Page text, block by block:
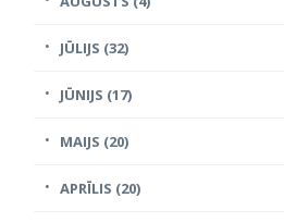
JŪLIJS (32)
JŪNIJS (17)
MAIJS (20)
APRĪLIS (20)